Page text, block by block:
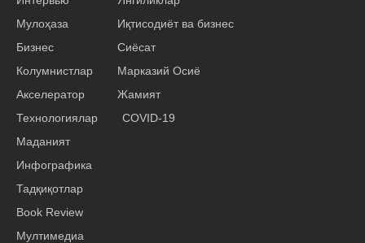
Мулоҳаза
Бизнес
Колумнистлар
Акселератор
Иқтисодиёт ва бизнес
Сиёсат
Марказий Осиё
Жамият
Технологиялар
Маданият
Инфографика
Тадқиқотлар
Book Review
Мултимедиа
COVID-19